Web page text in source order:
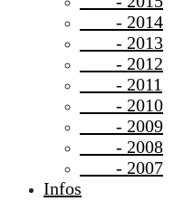
- 2014
- 2013
- 2012
- 2011
- 2010
- 2009
- 2008
- 2007
Infos